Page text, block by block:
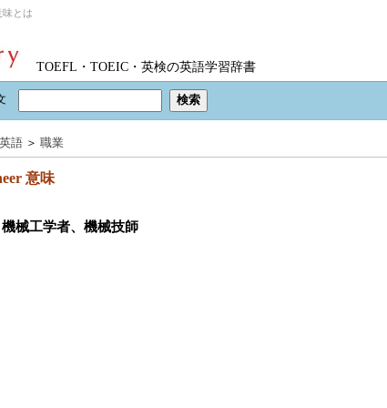
味とは
TOEFL・TOEIC・英検の英語学習辞書
語 ＞ 職業
意味
械工学者、機械技師